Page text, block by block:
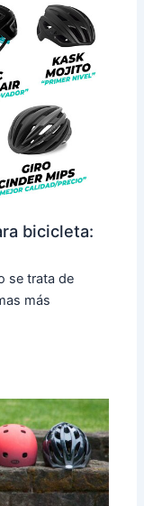
bicicleta:
se trata de
más